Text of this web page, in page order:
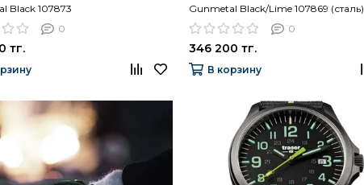
Black 107873
0
тг.
Gunmetal Black/Lime 107869 (сталь)
0
346 200 тг.
В корзину